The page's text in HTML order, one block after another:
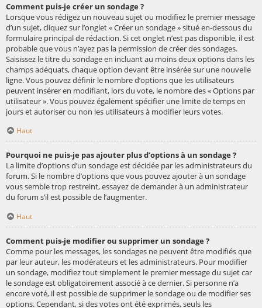
Comment puis-je créer un sondage ?
Lorsque vous rédigez un nouveau sujet ou modifiez le premier message
d’un sujet, cliquez sur l’onglet « Créer un sondage » situé en-dessous du
formulaire principal de rédaction. Si cet onglet n’est pas disponible, il est
probable que vous n’ayez pas la permission de créer des sondages.
Saisissez le titre du sondage en incluant au moins deux options dans les
champs adéquats, chaque option devant être insérée sur une nouvelle
ligne. Vous pouvez définir le nombre d’options que les utilisateurs
peuvent insérer en modifiant, lors du vote, le nombre des « Options par
utilisateur ». Vous pouvez également spécifier une limite de temps en
jours et autoriser ou non les utilisateurs à modifier leurs votes.
Haut
Pourquoi ne puis-je pas ajouter plus d’options à un sondage ?
La limite d’options d’un sondage est décidée par les administrateurs du
forum. Si le nombre d’options que vous pouvez ajouter à un sondage
vous semble trop restreint, essayez de demander à un administrateur
du forum s’il est possible de l’augmenter.
Haut
Comment puis-je modifier ou supprimer un sondage ?
Comme pour les messages, les sondages ne peuvent être modifiés que
par leur auteur, les modérateurs et les administrateurs. Pour modifier
un sondage, modifiez tout simplement le premier message du sujet car
le sondage est obligatoirement associé à ce dernier. Si personne n’a
encore voté, il est possible de supprimer le sondage ou de modifier ses
options. Cependant, si des votes ont été exprimés, seuls les